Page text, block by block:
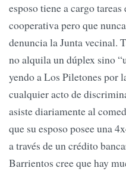
esposo tiene a cargo
cooperativa pero que
denuncia la Junta vecinal.
no alquila un dúplex sino
yendo a Los Piletones por
cualquier acto de
asiste diariamente al
que su esposo posee una
a través de un crédito
Barrientos cree que hay